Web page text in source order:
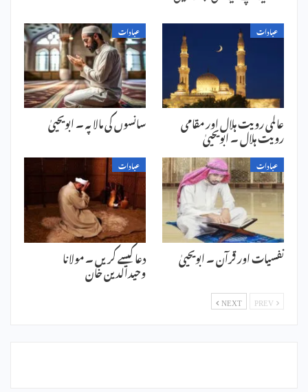
عبادات
عالمی رویت ہلال اور مقامی
رویت ہلال ۔ ابویحییٰ
عبادات
سانسوں کی مالا پہ ۔ ابویحییٰ
عبادات
نفسیات اور قرآن ۔ ابویحییٰ
عبادات
دعا کیسے کریں ۔ مولانا
وحیدالدین خان
NEXT